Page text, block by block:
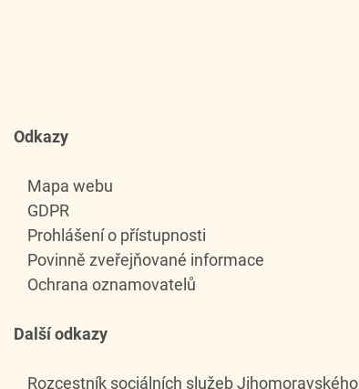
Odkazy
Mapa webu
GDPR
Prohlášení o přístupnosti
Povinně zveřejňované informace
Ochrana oznamovatelů
Další odkazy
Rozcestník sociálních služeb Jihomoravského